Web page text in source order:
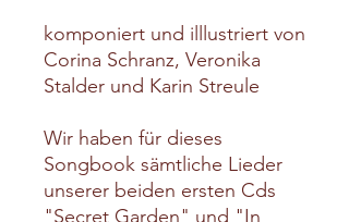
komponiert und illlustriert von
Corina Schranz, Veronika
Stalder und Karin Streule
Wir haben für dieses
Songbook sämtliche Lieder
unserer beiden ersten Cds
"Secret Garden" und "In